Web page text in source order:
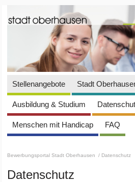
Stellenangebote Stadt
Ausbildung & Studium
Menschen mit Handicap
FAQ
Bewerbungsportal Stadt Oberhausen / Datenschutz
Datenschutz